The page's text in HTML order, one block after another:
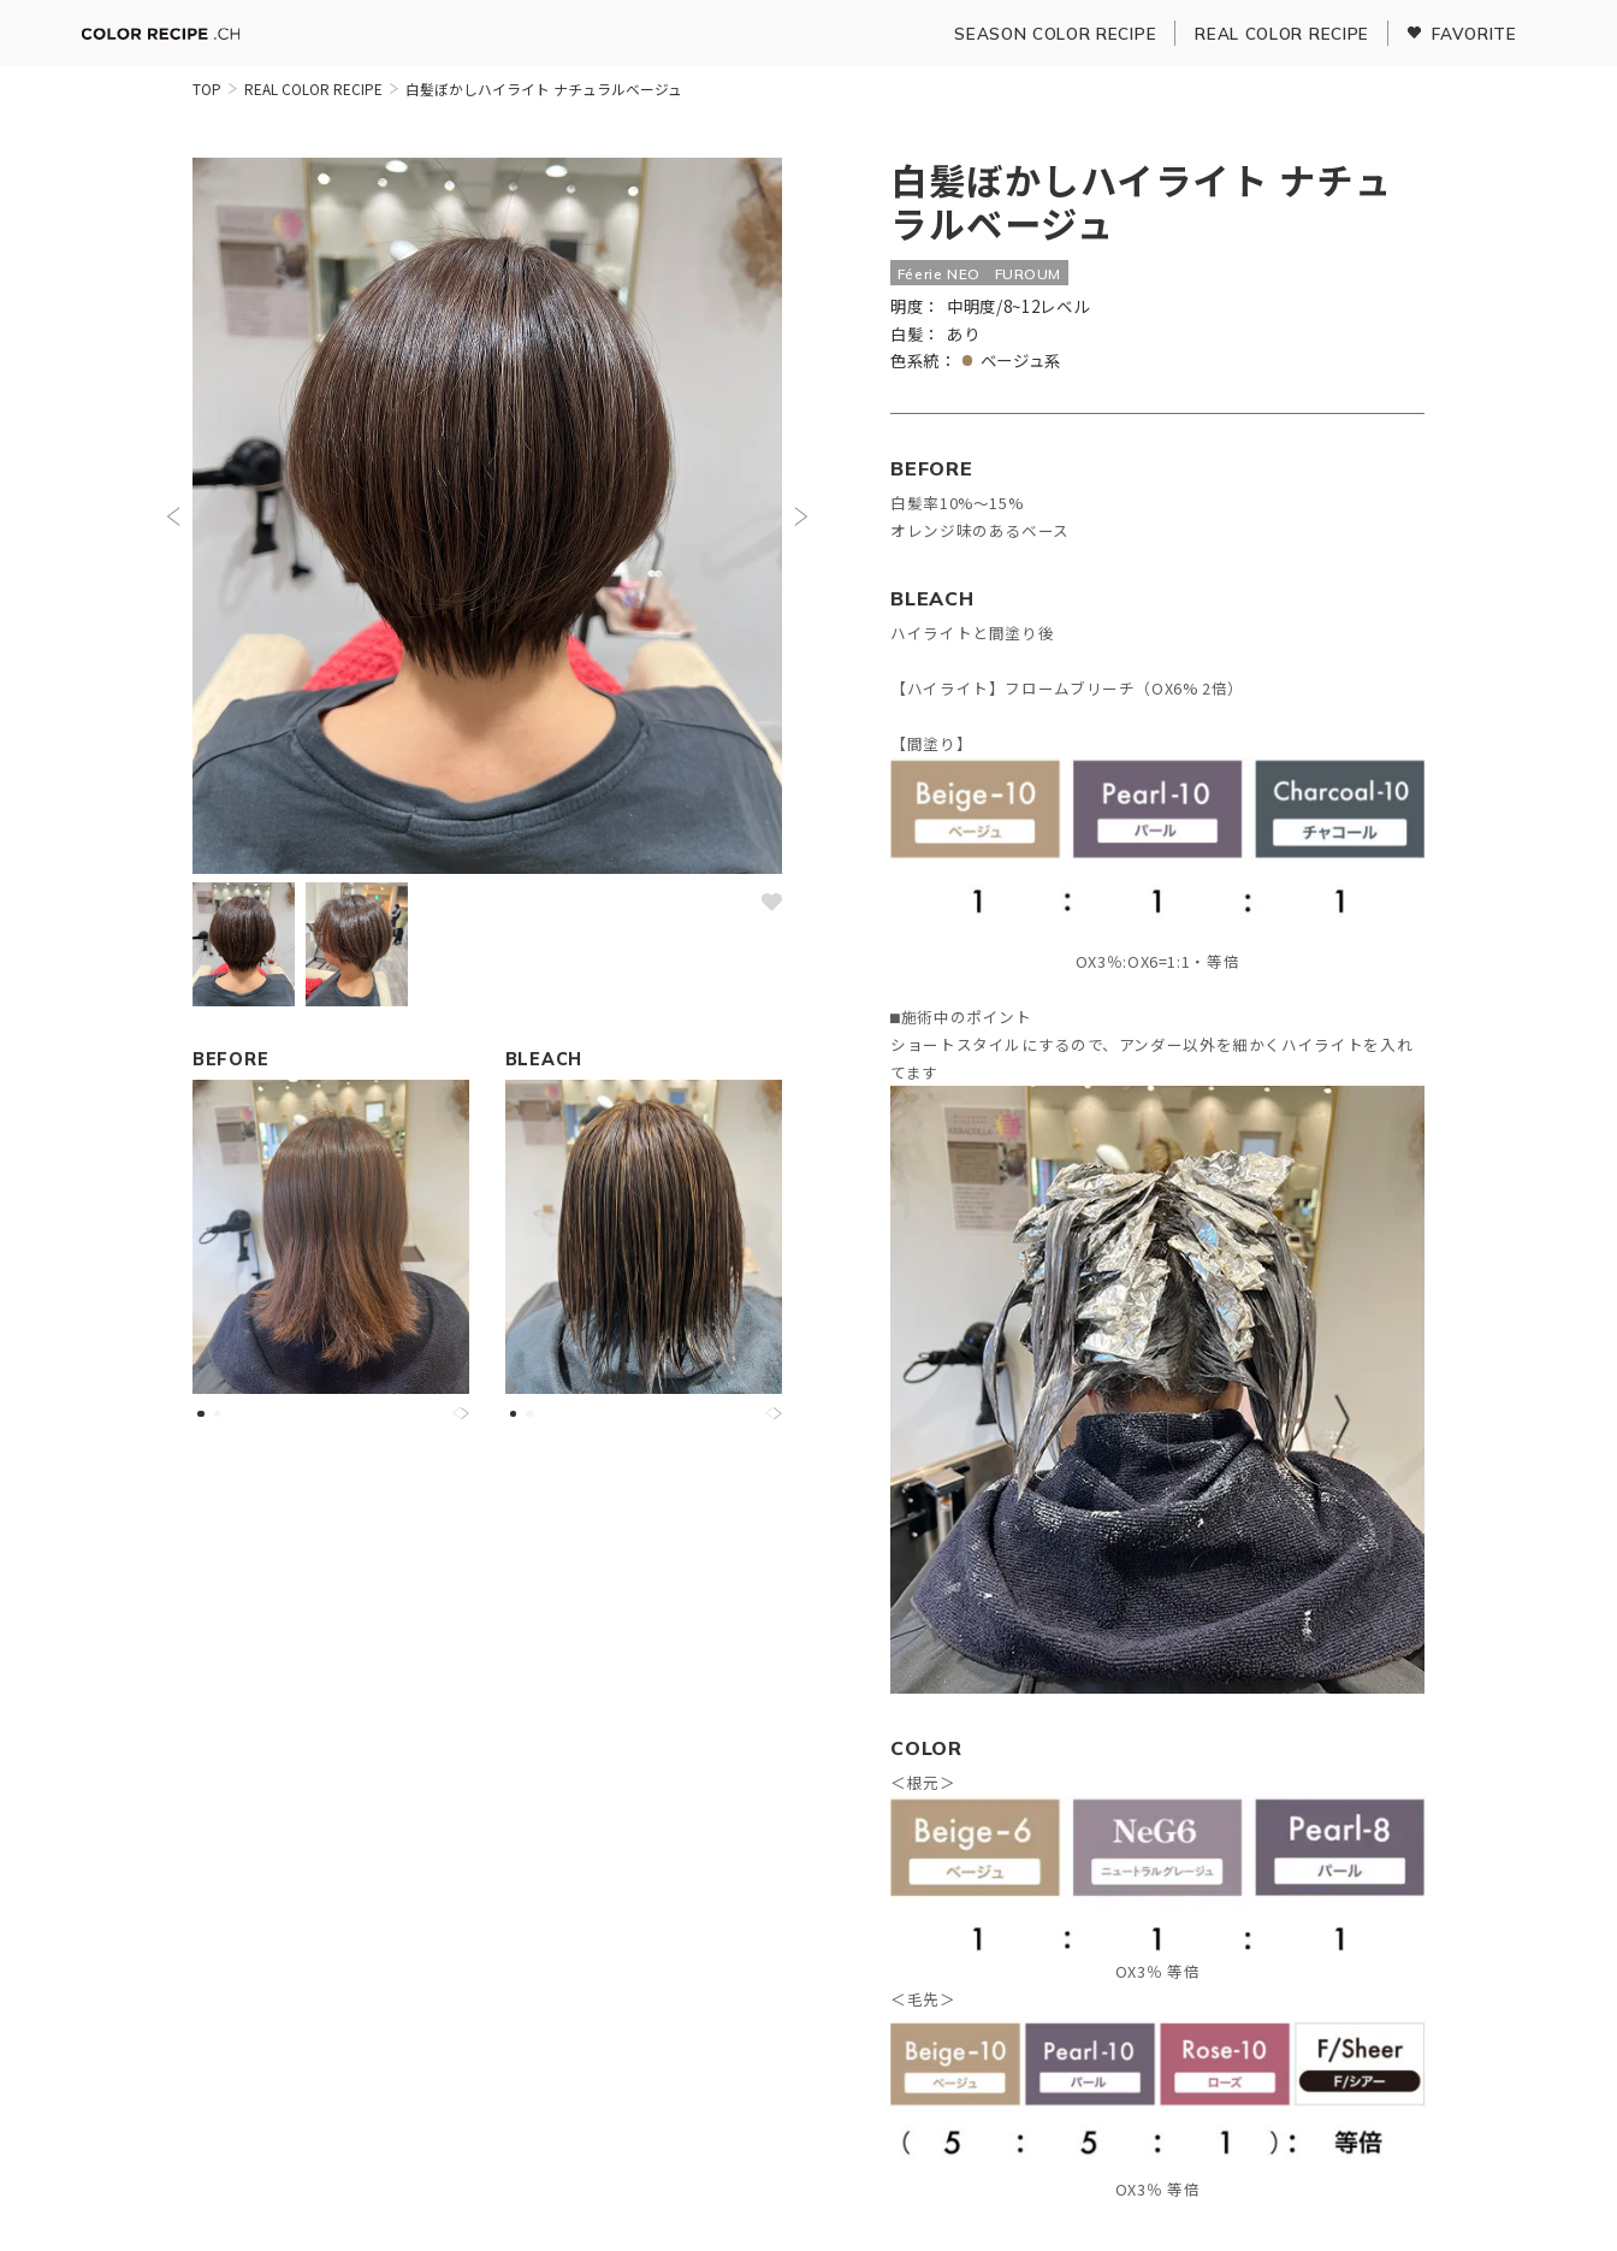
SEASON COLOR RECIPE REAL COLOR RECIPE FAVORITE
TOP REAL COLOR RECIPE 白髪ぼかしハイライト ナチュラルベージュ
BEFORE BLEACH
白髪ぼかしハイライト ナチュ
ラルベージュ
Féerie NEO FUROUM
明度：
中明度/8~12レベル
白髪：
あり
色系統：
ベージュ系
BEFORE
白髪率10%〜15%
オレンジ味のあるベース
BLEACH
ハイライトと間塗り後
【ハイライト】フロームブリーチ（OX6% 2倍）
【間塗り】
OX3％:OX6=1:1・等倍
⬛︎施術中のポイント
ショートスタイルにするので、アンダー以外を細かくハイライトを入れ
てます
COLOR
＜根元＞
OX3％ 等倍
＜毛先＞
OX3％ 等倍